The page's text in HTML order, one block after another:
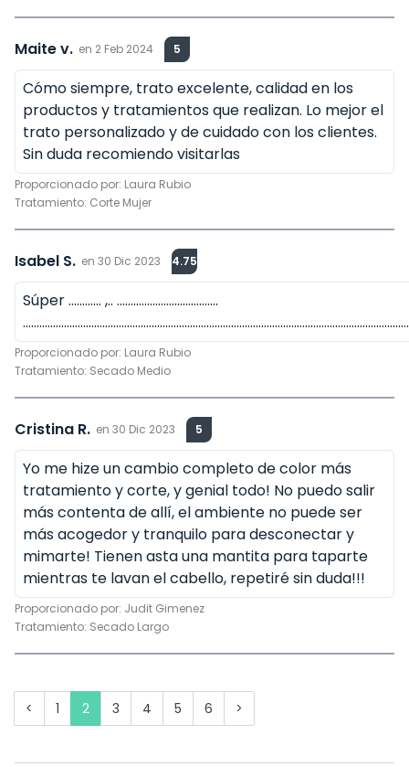
Maite v. en 2 Feb 2024 5
Cómo siempre, trato excelente, calidad en los
productos y tratamientos que realizan. Lo mejor el
trato personalizado y de cuidado con los clientes.
Sin duda recomiendo visitarlas
Proporcionado por: Laura Rubio
Tratamiento: Corte Mujer
Isabel S. en 30 Dic 2023 4.75
Súper ………… ,.. ……………………………….
Proporcionado por: Laura Rubio
Tratamiento: Secado Medio
Cristina R. en 30 Dic 2023 5
Yo me hize un cambio completo de color más
tratamiento y corte, y genial todo! No puedo salir
más contenta de allí, el ambiente no puede ser
más acogedor y tranquilo para desconectar y
mimarte! Tienen asta una mantita para taparte
mientras te lavan el cabello, repetiré sin duda!!!
Proporcionado por: Judit Gimenez
Tratamiento: Secado Largo
< 1 2 3 4 5 6 >